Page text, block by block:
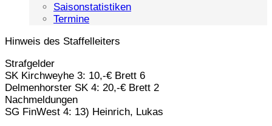
Saisonstatistiken
Termine
Hinweis des Staffelleiters
Strafgelder
SK Kirchweyhe 3: 10,-€ Brett 6
Delmenhorster SK 4: 20,-€ Brett 2
Nachmeldungen
SG FinWest 4: 13) Heinrich, Lukas